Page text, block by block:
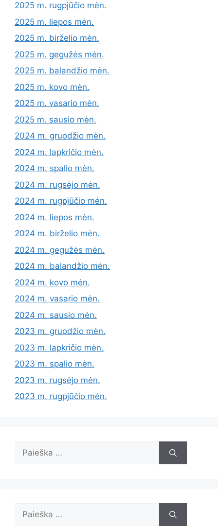
2025 m. rugpjūčio mėn.
2025 m. liepos mėn.
2025 m. birželio mėn.
2025 m. gegužės mėn.
2025 m. balandžio mėn.
2025 m. kovo mėn.
2025 m. vasario mėn.
2025 m. sausio mėn.
2024 m. gruodžio mėn.
2024 m. lapkričio mėn.
2024 m. spalio mėn.
2024 m. rugsėjo mėn.
2024 m. rugpjūčio mėn.
2024 m. liepos mėn.
2024 m. birželio mėn.
2024 m. gegužės mėn.
2024 m. balandžio mėn.
2024 m. kovo mėn.
2024 m. vasario mėn.
2024 m. sausio mėn.
2023 m. gruodžio mėn.
2023 m. lapkričio mėn.
2023 m. spalio mėn.
2023 m. rugsėjo mėn.
2023 m. rugpjūčio mėn.
Ieškoti:
Ieškoti: